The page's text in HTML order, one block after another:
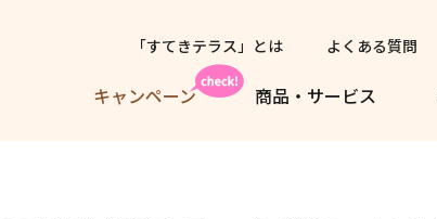
キャンペーン 商品・サービス
「すてきテラス」とは よくある質問